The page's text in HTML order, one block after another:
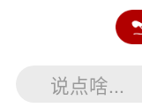
说点啥...